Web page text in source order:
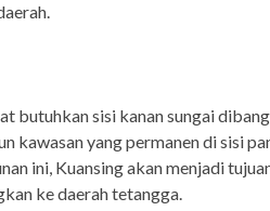
butuhkan sisi kanan sungai
kawasan yang permanen di sisi
ini, Kuansing akan menjadi
ke daerah tetangga.